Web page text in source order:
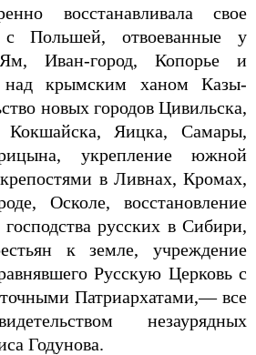
восстанавливала свое
Польшей, отвоеванные у
Иван-город, Копорье и
над крымским ханом Казы-
новых городов Цивильска,
Яицка, Самары,
укрепление южной
в Ливнах, Кромах,
Осколе, восстановление
русских в Сибири,
к земле, учреждение
Русскую Церковь с
Патриархатами,— все
незаурядных
Годунова.